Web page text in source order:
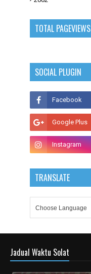
TOTAL PAGEVIEWS
SOCIAL PLUGIN
TRANSLATE
Jadual Waktu Solat